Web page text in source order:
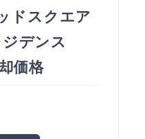
ドスクエア
デンス
価格